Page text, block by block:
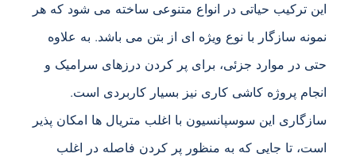
این ترکیب حیاتی در انواع متنوعی ساخته می شود که هر
نمونه سازگار با نوع ویژه ای از بتن می باشد. به علاوه
حتی در موارد جزئی، برای پر کردن درزهای سرامیک و
انجام پروژه کاشی کاری نیز بسیار کاربردی است.
سازگاری این سوسپانسیون با اغلب متریال ها امکان پذیر
است، تا جایی که به منظور پر کردن فاصله در اغلب